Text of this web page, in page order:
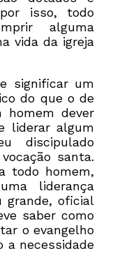
isso, todo
alguma
vida da igreja
significar um
do que o de
homem dever
liderar algum
discipulado
santa.
todo homem,
liderança
grande, oficial
saber como
o evangelho
a necessidade